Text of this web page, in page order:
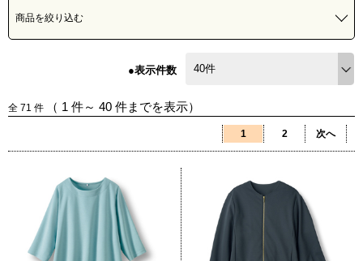
商品を絞り込む
●表示件数
全 71 件 （ 1 件～ 40 件までを表示）
1 2 次へ